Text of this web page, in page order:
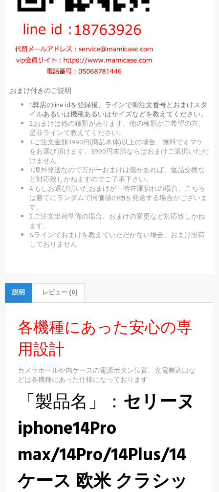
おまけ付きのご説明
1.弊店のline idを登録後、ラインで御注文番号とおまけスタ
イルあるいは機種あるいはサイズなどを教えてください。
2.おまけは他の種類があります。他の種類がご希望の方、
是非ラインで教えてください。
3.ご注文金額3990円(商品本体)以上の場合、無料でオマケ
をお選び頂けます。3990円未満ならばおまけご選択いただ
けません
3.海外発送なので万が一おまけは傷があれば、返品交換な
ど対応致しかねますのでご了承下さい。
4.もしお選び頂いたおまけが一時在庫切れの場合、こちら
は勝てにランダムで同価値の物を発送する場合がございま
す。
5.ご注文出荷準備の場合、おまけの変更など対応致しかね
ます。
6.ラインでおまけを教えていただかない場合、おまけ出荷
しておりません
説明 レビュー (0)
各機種にあった安心の専
用設計
カメラホールや内ケースの電源ボタン位置、充電差込口な
どは各機種にあった仕様になっております
「製品名」： セリーヌ
iphone14Pro
max/14Pro/14Plus/14
ケース 欧米 クラシッ